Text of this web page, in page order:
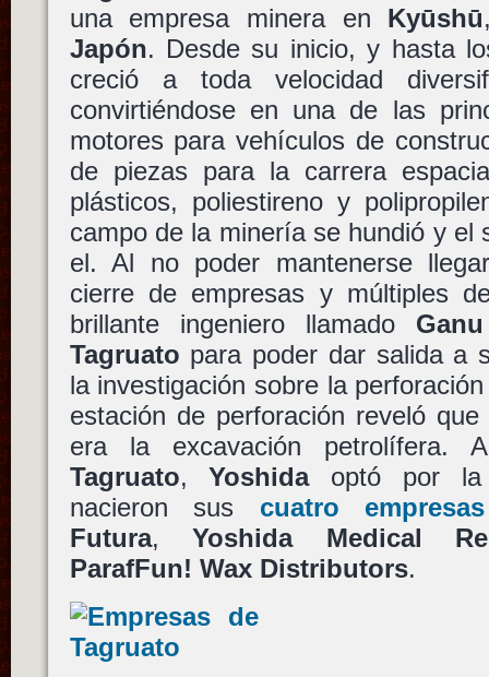
una empresa minera en Kyūshū
Japón. Desde su inicio, y hasta
creció a toda velocidad
convirtiéndose en una de las
motores para vehículos de
de piezas para la carrera
plásticos, poliestireno y
campo de la minería se hundió y el
el. Al no poder mantenerse
cierre de empresas y múltiples
brillante ingeniero llamado
Tagruato para poder dar salida a
la investigación sobre la
estación de perforación reveló
era la excavación
Tagruato,Yoshidaoptó por la
nacieron sus cuatro
Futura,Yoshida Medical
ParafFun! Wax Distributors.